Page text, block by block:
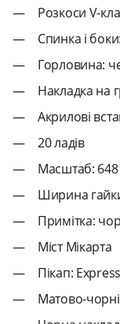
Розкоси V-
Спинка і
Горловина:
Накладка на
Акрилові
20 ладів
Масштаб:
Ширина
Примітка:
Міст Мікарта
Пікап:
Матово-